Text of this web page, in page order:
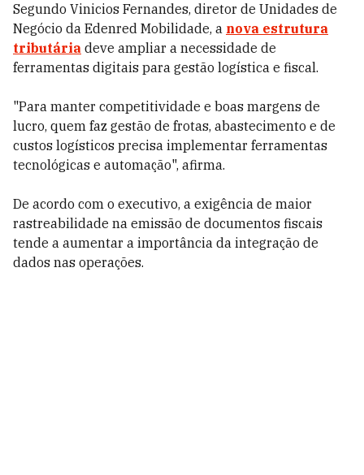
Segundo Vinicios Fernandes, diretor de Unidades de
Negócio da Edenred Mobilidade, a nova estrutura
tributária deve ampliar a necessidade de
ferramentas digitais para gestão logística e fiscal.
"Para manter competitividade e boas margens de
lucro, quem faz gestão de frotas, abastecimento e de
custos logísticos precisa implementar ferramentas
tecnológicas e automação", afirma.
De acordo com o executivo, a exigência de maior
rastreabilidade na emissão de documentos fiscais
tende a aumentar a importância da integração de
dados nas operações.